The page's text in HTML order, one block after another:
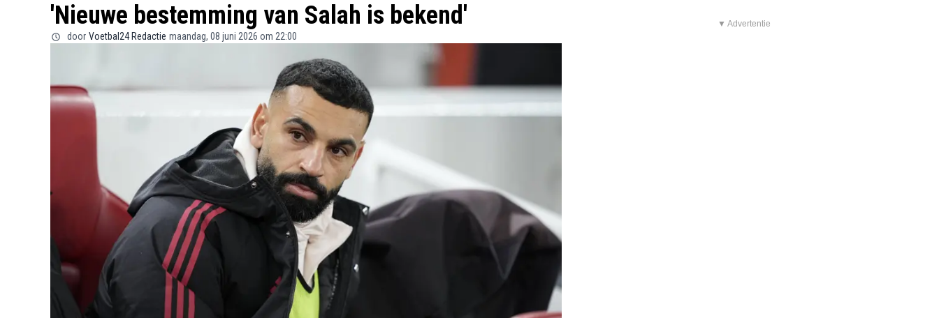
'Nieuwe bestemming van Salah is bekend'
door Voetbal24 Redactie maandag, 08 juni 2026 om 22:00
▼ Advertentie